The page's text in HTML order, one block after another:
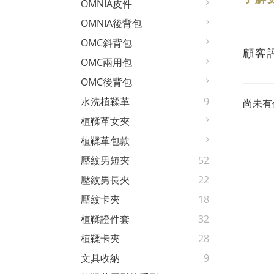
OMNIA皮件
OMNIA後背包
OMC斜背包
OMC兩用包
OMC後背包
水洗植鞣革
9
植鞣革女夾
植鞣革包款
壓紋男短夾
52
壓紋男長夾
22
壓紋卡夾
18
植鞣證件套
32
植鞣卡夾
28
文具收納
9
顧客
尚未